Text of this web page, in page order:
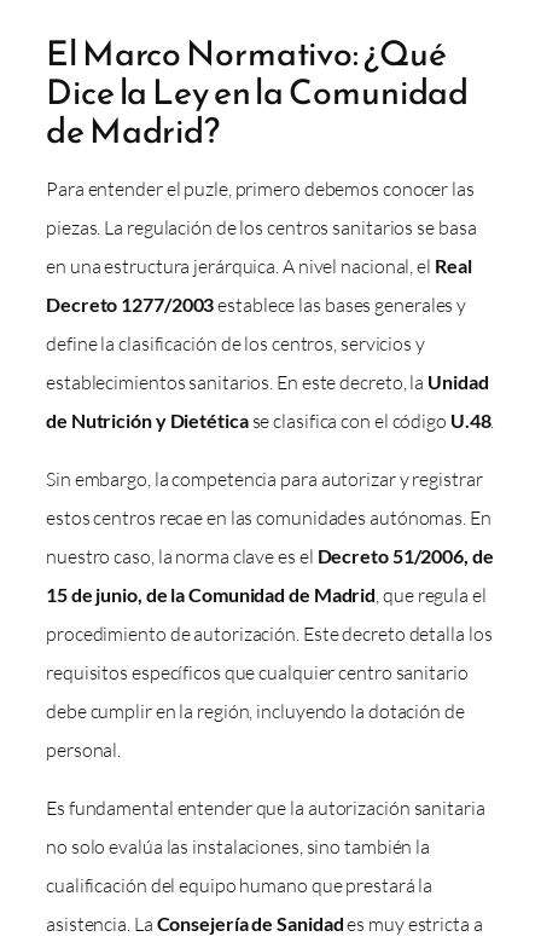
El Marco Normativo: ¿Qué
Dice la Ley en la Comunidad
de Madrid?
Para entender el puzle, primero debemos conocer las
piezas. La regulación de los centros sanitarios se basa
en una estructura jerárquica. A nivel nacional, el Real
Decreto 1277/2003establece las bases generales y
define la clasificación de los centros, servicios y
establecimientos sanitarios. En este decreto, la Unidad
de Nutrición y Dietéticase clasifica con el código U.48.
Sin embargo, la competencia para autorizar y registrar
estos centros recae en las comunidades autónomas. En
nuestro caso, la norma clave es el Decreto 51/2006, de
15 de junio, de la Comunidad de Madrid , que regula el
procedimiento de autorización. Este decreto detalla los
requisitos específicos que cualquier centro sanitario
debe cumplir en la región, incluyendo la dotación de
personal.
Es fundamental entender que la autorización sanitaria
no solo evalúa las instalaciones, sino también la
cualificación del equipo humano que prestará la
asistencia. La Consejería de Sanidades muy estricta a